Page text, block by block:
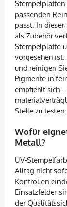
Stempelplatten
passenden
passt. In
als Zubehör
Stempelplatte
vorgesehen
und reinigen
Pigmente in
empfiehlt sich
Stelle zu testen.
Wofür
Metall?
UV-
Alltag nicht
Kontrollen
Einsatzfelder
der